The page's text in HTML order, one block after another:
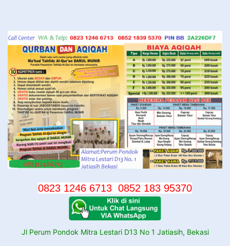
konten
0823 1246 6713 0852 183 95370
Jl Perum Pondok Mitra Lestari D13 No 1 Jatiasih, Bekasi